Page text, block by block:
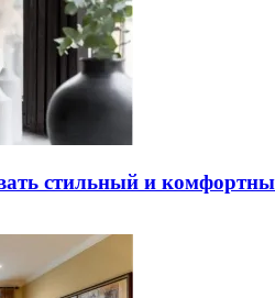
стильный и